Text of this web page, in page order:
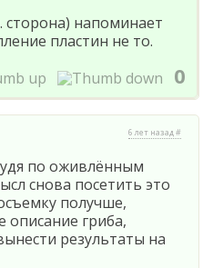
сторона) напоминает
пластин не то.
0
6 лет назад #
по оживлённым
снова посетить это
получше,
описание гриба,
результаты на